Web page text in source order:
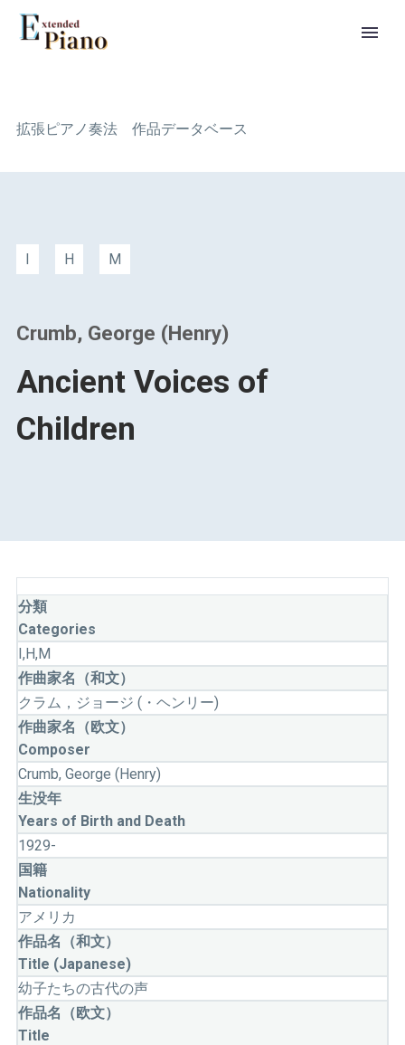
拡張ピアノ奏法 作品データベース
I H M
Crumb, George (Henry)
Ancient Voices of
Children
分類
Categories
I,H,M
作曲家名（和文）
クラム，ジョージ (・ヘンリー)
作曲家名（欧文）
Composer
Crumb, George (Henry)
生没年
Years of Birth and Death
1929-
国籍
Nationality
アメリカ
作品名（和文）
Title (Japanese)
幼子たちの古代の声
作品名（欧文）
Title